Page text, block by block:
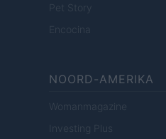
Pet Story
Encocina
NOORD-AMERIKA
Womanmagazine
Investing Plus